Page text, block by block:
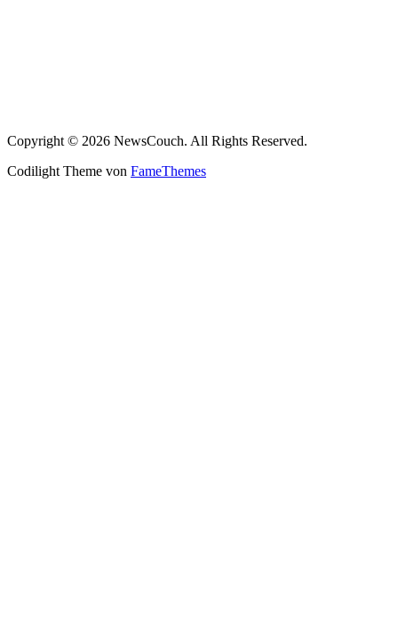
Copyright © 2026 NewsCouch. All Rights Reserved.
Codilight Theme von FameThemes